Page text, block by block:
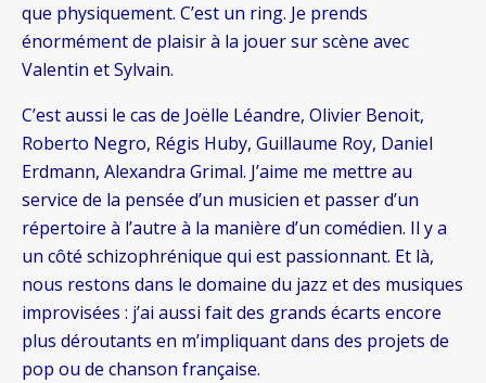
que physiquement. C’est un ring. Je prends
énormément de plaisir à la jouer sur scène avec
Valentin et Sylvain.
C’est aussi le cas de Joëlle Léandre, Olivier Benoit,
Roberto Negro, Régis Huby, Guillaume Roy, Daniel
Erdmann, Alexandra Grimal. J’aime me mettre au
service de la pensée d’un musicien et passer d’un
répertoire à l’autre à la manière d’un comédien. Il y a
un côté schizophrénique qui est passionnant. Et là,
nous restons dans le domaine du jazz et des musiques
improvisées : j’ai aussi fait des grands écarts encore
plus déroutants en m’impliquant dans des projets de
pop ou de chanson française.